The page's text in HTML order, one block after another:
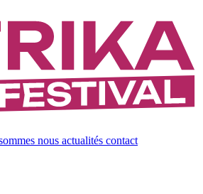
nous actualités contact